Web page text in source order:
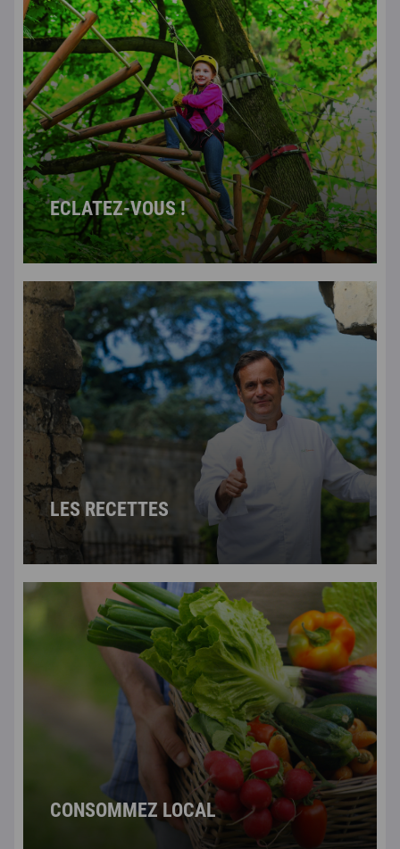
ECLATEZ-VOUS !
LES RECETTES
CONSOMMEZ LOCAL